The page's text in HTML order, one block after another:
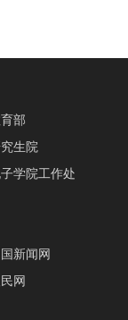
部
生院
学院工作处
新闻网
网